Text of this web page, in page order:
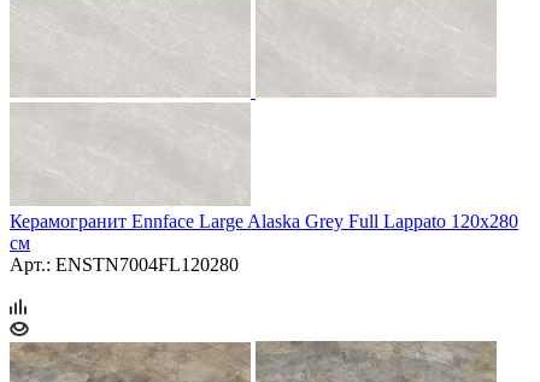
Керамогранит Ennface Large Alaska Grey Full Lappato 120х280
см
Арт.: ENSTN7004FL120280